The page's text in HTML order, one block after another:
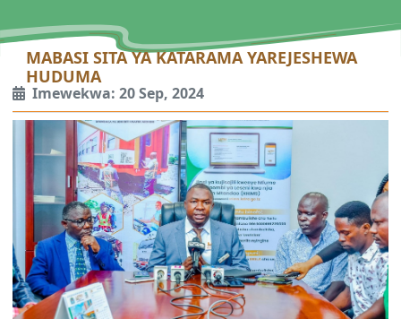
MABASI SITA YA KATARAMA YAREJESHEWA
HUDUMA
Imewekwa: 20 Sep, 2024